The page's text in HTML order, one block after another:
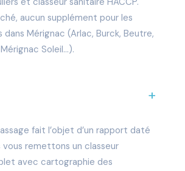
aucun supplément pour les
Mérignac (Arlac, Burck, Beutre,
Soleil…).
fait l’objet d’un rapport daté
vous remettons un classeur
avec cartographie des